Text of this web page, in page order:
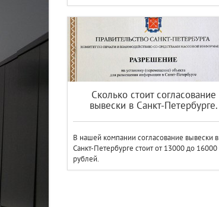
Сколько стоит согласование
вывески в Санкт-Петербурге.
В нашей компании согласование вывески в
Санкт-Петербурге стоит от 13000 до 16000
рублей.